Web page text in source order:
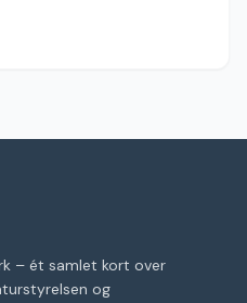
– ét samlet kort over
og